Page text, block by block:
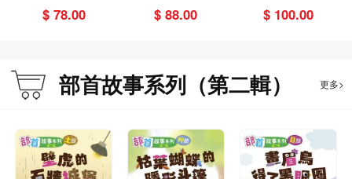
《枯葉蝴蝶的隱形斗篷（艸部）》
危機，她才發現她的枯葉斗篷是多麼的有用！
$ 78.00 $ 88.00 $ 100.00
部首故事系列（第二輯） 更多>